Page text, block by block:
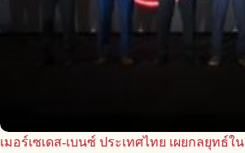
เมอร์เซเดส-เบนซ์ ประเทศไทย เผยกลยุทธ์ใน